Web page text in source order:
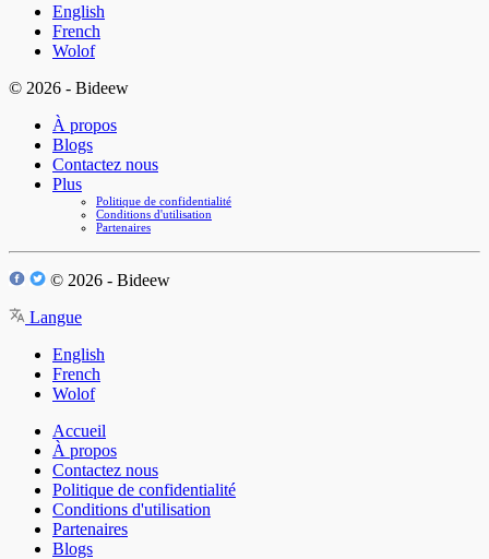
English
French
Wolof
© 2026 - Bideew
À propos
Blogs
Contactez nous
Plus
Politique de confidentialité
Conditions d'utilisation
Partenaires
© 2026 - Bideew
Langue
English
French
Wolof
Accueil
À propos
Contactez nous
Politique de confidentialité
Conditions d'utilisation
Partenaires
Blogs